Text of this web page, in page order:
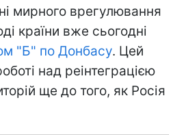
мирного врегулювання
країни вже сьогодні
"Б" по Донбасу. Цей
над реінтеграцією
ще до того, як Росія